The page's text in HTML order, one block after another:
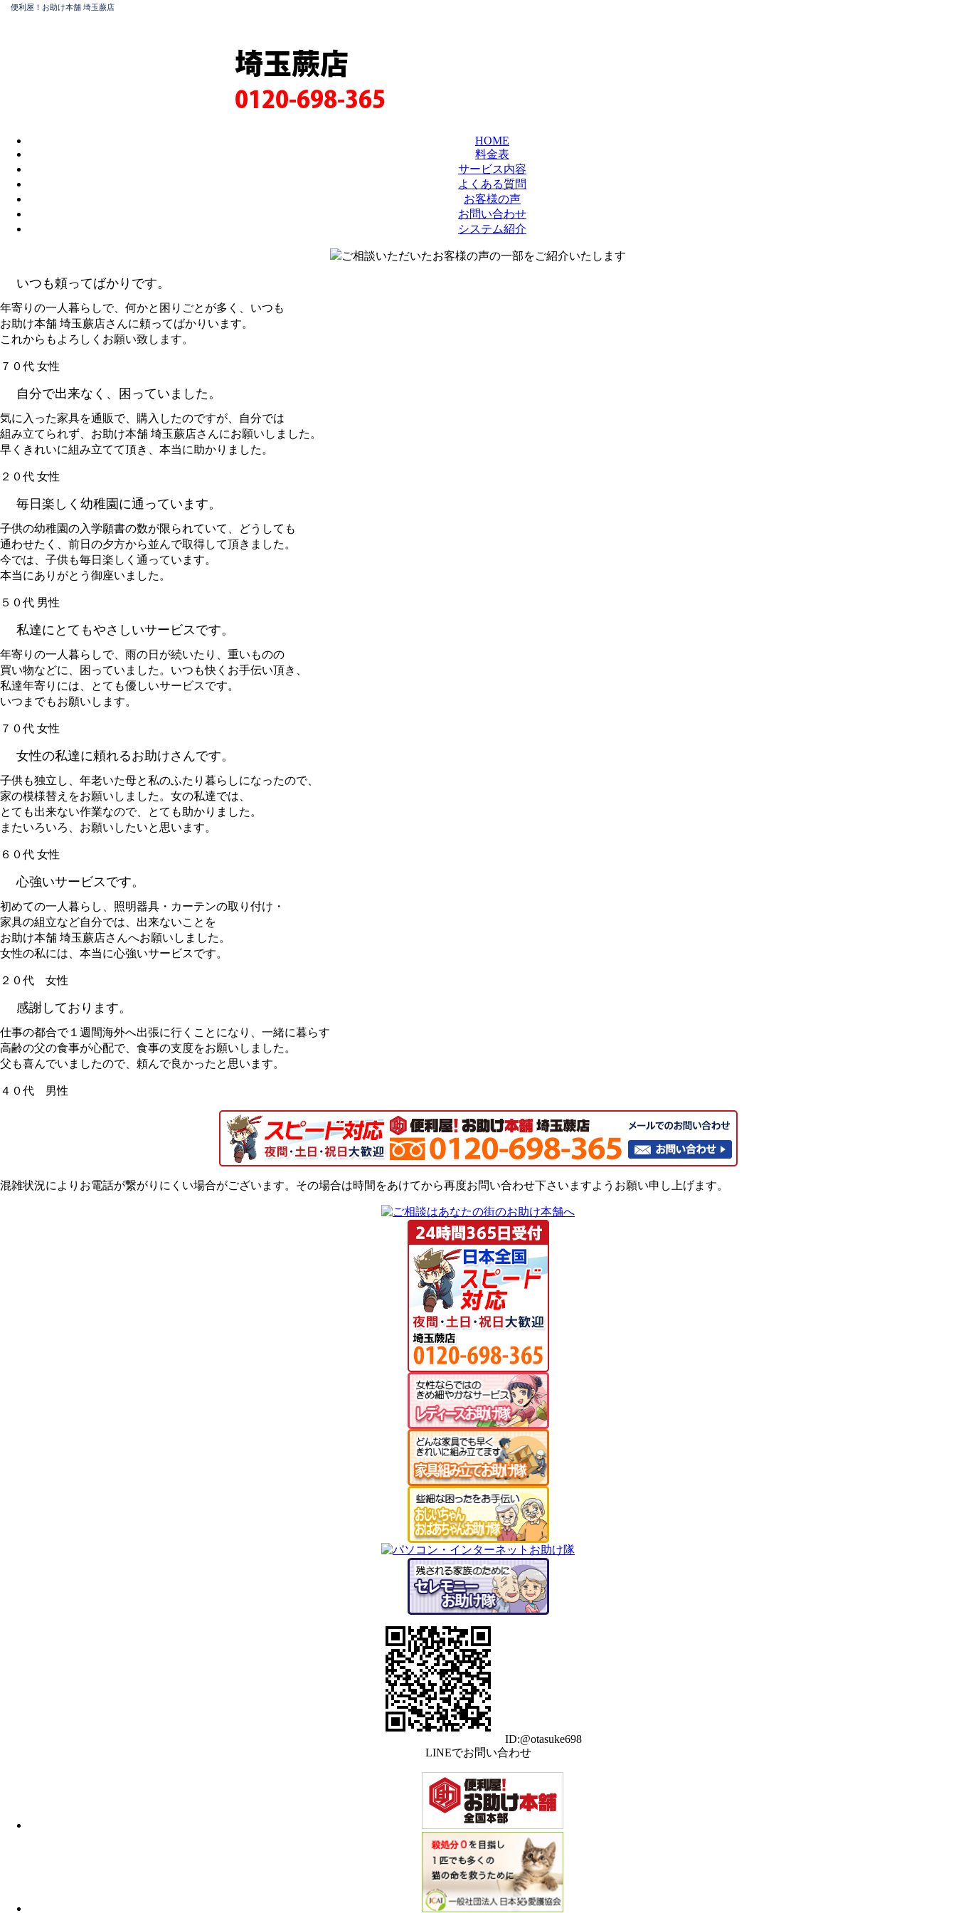
便利屋！お助け本舗 埼玉蕨店
埼玉蕨店
0120-698-365
HOME
料金表
サービス内容
よくある質問
お客様の声
お問い合わせ
システム紹介
いつも頼ってばかりです。
年寄りの一人暮らしで、何かと困りごとが多く、いつも
お助け本舗 埼玉蕨店さんに頼ってばかりいます。
これからもよろしくお願い致します。
７０代 女性
自分で出来なく、困っていました。
気に入った家具を通販で、購入したのですが、自分では
組み立てられず、お助け本舗 埼玉蕨店さんにお願いしました。
早くきれいに組み立てて頂き、本当に助かりました。
２０代 女性
毎日楽しく幼稚園に通っています。
子供の幼稚園の入学願書の数が限られていて、どうしても
通わせたく、前日の夕方から並んで取得して頂きました。
今では、子供も毎日楽しく通っています。
本当にありがとう御座いました。
５０代 男性
私達にとてもやさしいサービスです。
年寄りの一人暮らしで、雨の日が続いたり、重いものの
買い物などに、困っていました。いつも快くお手伝い頂き、
私達年寄りには、とても優しいサービスです。
いつまでもお願いします。
７０代 女性
女性の私達に頼れるお助けさんです。
子供も独立し、年老いた母と私のふたり暮らしになったので、
家の模様替えをお願いしました。女の私達では、
とても出来ない作業なので、とても助かりました。
またいろいろ、お願いしたいと思います。
６０代 女性
心強いサービスです。
初めての一人暮らし、照明器具・カーテンの取り付け・
家具の組立など自分では、出来ないことを
お助け本舗 埼玉蕨店さんへお願いしました。
女性の私には、本当に心強いサービスです。
２０代 女性
感謝しております。
仕事の都合で１週間海外へ出張に行くことになり、一緒に暮らす
高齢の父の食事が心配で、食事の支度をお願いしました。
父も喜んでいましたので、頼んで良かったと思います。
４０代 男性
混雑状況によりお電話が繋がりにくい場合がございます。その場合は時間をあけてから再度お問い合わせ下さいますようお願い申し上げます。
ID:@otasuke698
LINEでお問い合わせ